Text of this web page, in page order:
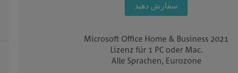
سفارش دهید
Microsoft Office Home & Business 2021
Lizenz für 1 PC oder Mac.
Alle Sprachen, Eurozone